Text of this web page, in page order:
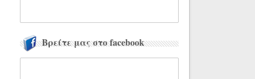
Βρείτε μας στο facebook